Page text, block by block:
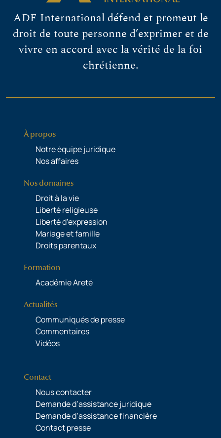
ADF International défend et promeut le
droit de toute personne d’exprimer et de
vivre en accord avec la vérité de la foi
chrétienne.
À propos
Notre équipe juridique
Nos affaires
Nos domaines
Droit à la vie
Liberté religieuse
Liberté d’expression
Mariage et famille
Droits parentaux
Formation
Académie Areté
Actualités
Communiqués de presse
Commentaires
Vidéos
Contact
Nous contacter
Demande d’assistance juridique
Demande d’assistance financière
Contact presse